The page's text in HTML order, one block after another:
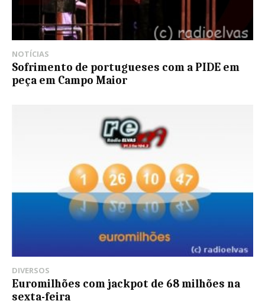
NOTÍCIAS
Sofrimento de portugueses com a PIDE em
peça em Campo Maior
DIVERSOS
Euromilhões com jackpot de 68 milhões na
sexta-feira